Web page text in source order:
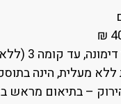
קומה 3 (ללא מעלית).
הינה בתוספת תשלום
– בתיאום מראש בלבד (יש